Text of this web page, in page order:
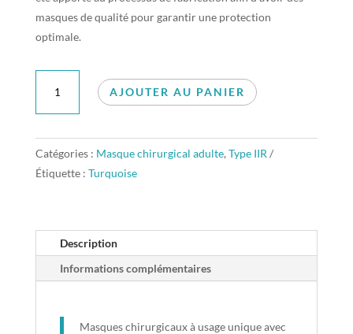
masques de qualité pour garantir une protection
optimale.
Masque
Adulte
TYPE
IIR
unités
par
boîte,
sachet
AJOUTER AU PANIER
Catégories : Masque chirurgical adulte, Type IIR
Étiquette : Turquoise
Description
Informations complémentaires
Masques chirurgicaux à usage unique avec